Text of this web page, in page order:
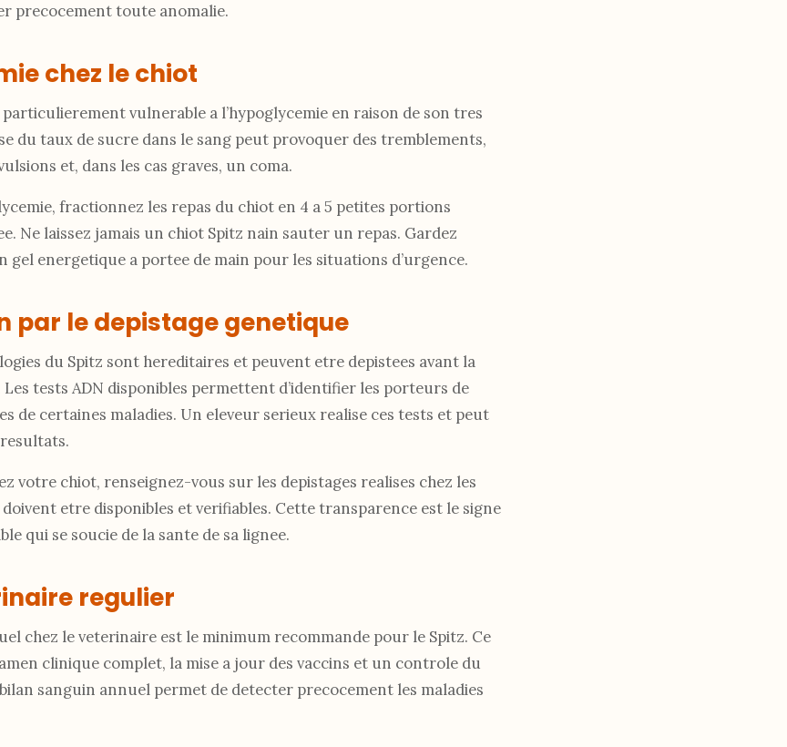
precocement toute anomalie.
chez le chiot
vulnerable a l’hypoglycemie en raison de son tres
du taux de sucre dans le sang peut provoquer des tremblements,
et, dans les cas graves, un coma.
fractionnez les repas du chiot en 4 a 5 petites portions
Ne laissez jamais un chiot Spitz nain sauter un repas. Gardez
energetique a portee de main pour les situations d’urgence.
par le depistage genetique
du Spitz sont hereditaires et peuvent etre depistees avant la
tests ADN disponibles permettent d’identifier les porteurs de
de certaines maladies. Un eleveur serieux realise ces tests et peut
votre chiot, renseignez-vous sur les depistages realises chez les
etre disponibles et verifiables. Cette transparence est le signe
qui se soucie de la sante de sa lignee.
regulier
chez le veterinaire est le minimum recommande pour le Spitz. Ce
clinique complet, la mise a jour des vaccins et un controle du
sanguin annuel permet de detecter precocement les maladies